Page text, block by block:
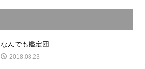
なんでも鑑定団
2018.08.23